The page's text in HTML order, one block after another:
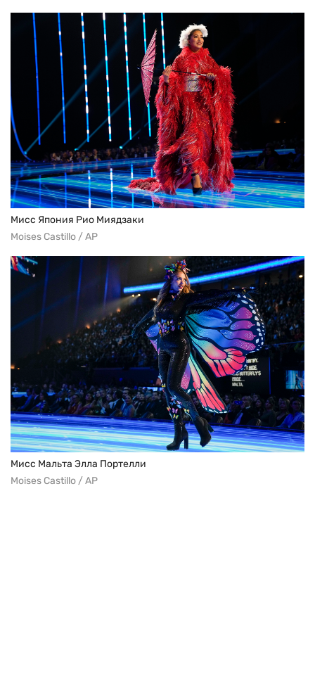
Мисс Япония Рио Миядзаки
Moises Castillo / AP
Мисс Мальта Элла Портелли
Moises Castillo / AP